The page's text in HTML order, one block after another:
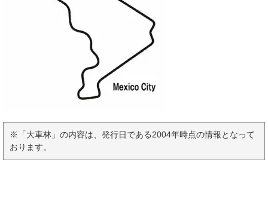
※「大車林」の内容は、発行日である2004年時点の情報となって
おります。